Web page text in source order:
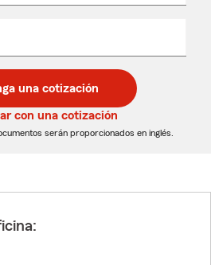
una cotización
con una cotización
serán proporcionados en inglés.